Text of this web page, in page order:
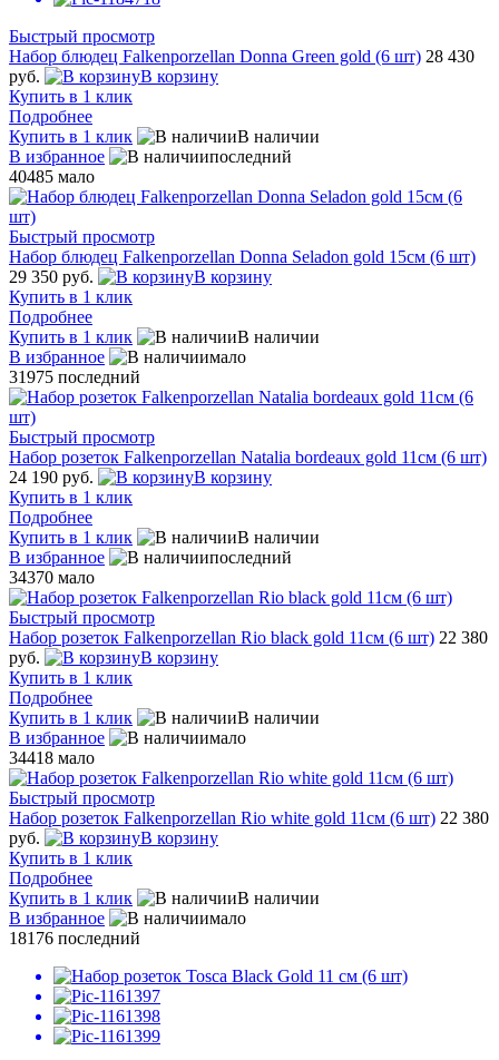
Быстрый просмотр
Набор блюдец Falkenporzellan Donna Green gold (6 шт) 28 430
руб.
В корзину
Купить в 1 клик
Подробнее
Купить в 1 клик
В наличии
В избранное
последний
40485 мало
Быстрый просмотр
Набор блюдец Falkenporzellan Donna Seladon gold 15см (6 шт)
29 350 руб.
В корзину
Купить в 1 клик
Подробнее
Купить в 1 клик
В наличии
В избранное
мало
31975 последний
Быстрый просмотр
Набор розеток Falkenporzellan Natalia bordeaux gold 11см (6 шт)
24 190 руб.
В корзину
Купить в 1 клик
Подробнее
Купить в 1 клик
В наличии
В избранное
последний
34370 мало
Быстрый просмотр
Набор розеток Falkenporzellan Rio black gold 11см (6 шт) 22 380
руб.
В корзину
Купить в 1 клик
Подробнее
Купить в 1 клик
В наличии
В избранное
мало
34418 мало
Быстрый просмотр
Набор розеток Falkenporzellan Rio white gold 11см (6 шт) 22 380
руб.
В корзину
Купить в 1 клик
Подробнее
Купить в 1 клик
В наличии
В избранное
мало
18176 последний